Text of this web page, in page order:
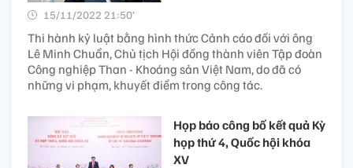
15/11/2022 21:50’
Thi hành kỷ luật bằng hình thức Cảnh cáo đối với ông
Lê Minh Chuẩn, Chủ tịch Hội đồng thành viên Tập đoàn
Công nghiệp Than - Khoáng sản Việt Nam, do đã có
những vi phạm, khuyết điểm trong công tác.
Họp báo công bố kết quả Kỳ
họp thứ 4, Quốc hội khóa
XV